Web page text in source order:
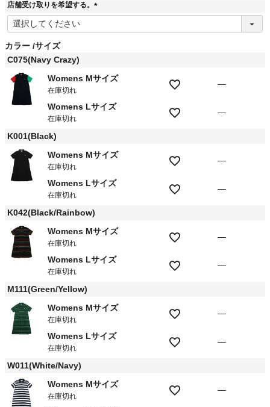
店舗受け取りを希望する。
(
カラー サイズ
C075(Navy Crazy)
Womens Mサイズ
在庫切れ
—
Womens Lサイズ
在庫切れ
—
K001(Black)
Womens Mサイズ
在庫切れ
—
Womens Lサイズ
在庫切れ
—
K042(Black/Rainbow)
Womens Mサイズ
在庫切れ
—
Womens Lサイズ
在庫切れ
—
M111(Green/Yellow)
Womens Mサイズ
在庫切れ
—
Womens Lサイズ
在庫切れ
—
W011(White/Navy)
Womens Mサイズ
在庫切れ
—